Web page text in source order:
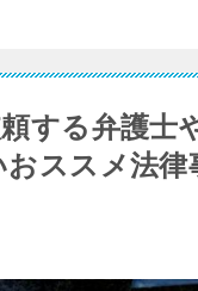
する弁護士
ススメ法律